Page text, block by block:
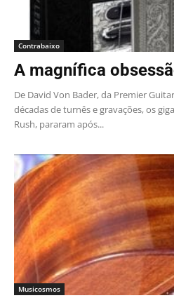
Contrabaixo
A magnífica
De David Von Bader, da Premier
décadas de turnês e gravações, os
Rush, pararam após...
Musicosmos